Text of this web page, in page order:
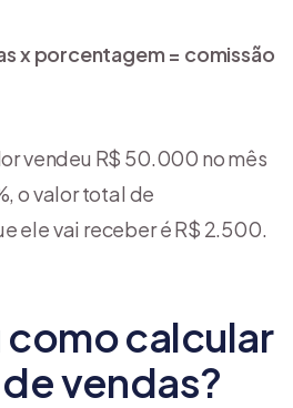
x porcentagem = comissão
vendeu R$ 50.000 no mês
o valor total de
ele vai receber é R$ 2.500.
calcular
vendas?